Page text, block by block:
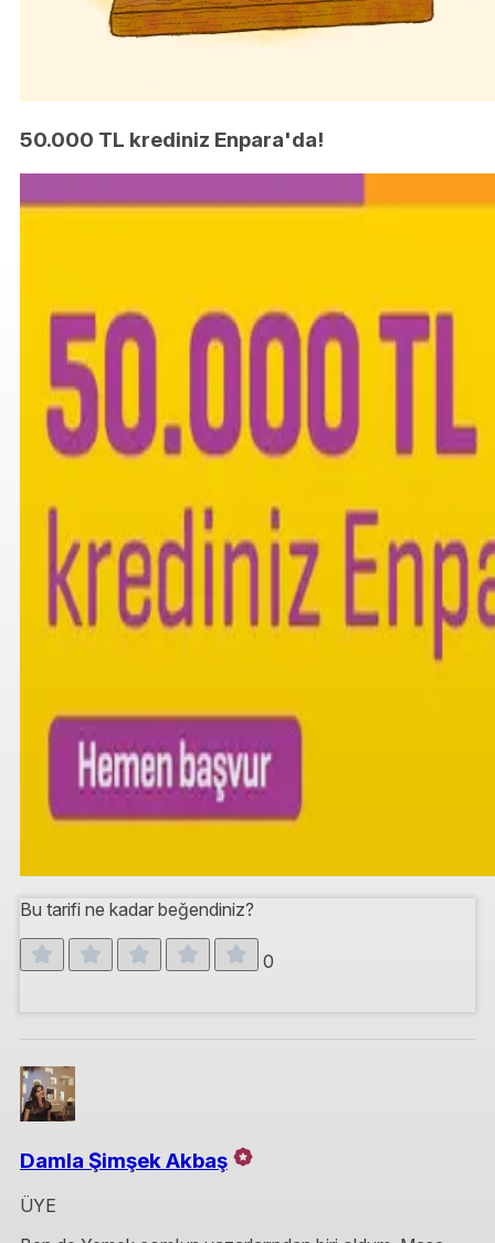
50.000 TL krediniz Enpara'da!
Bu tarifi ne kadar beğendiniz?
0
Damla Şimşek Akbaş
ÜYE